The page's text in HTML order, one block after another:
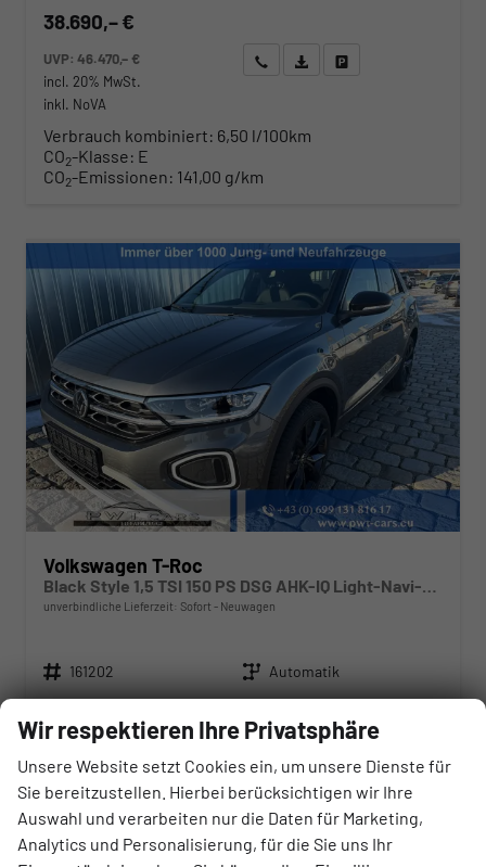
38.690,– €
UVP:46.470,– €
incl. 20% MwSt.
inkl. NoVA
Wir rufen Sie anAngebot drucken (PDF)
Verbrauch kombiniert: 6,50 l/100km
CO2-Klasse: E
CO2-Emissionen: 141,00 g/km
Volkswagen T-Roc
Black Style 1,5 TSI 150 PS DSG AHK-IQ Light-Navi-ACC-Kamera-19 "Alu-IQ Drive-Sofort
unverbindliche Lieferzeit: Sofort Neuwagen
Fahrzeugnr. 161202 Getriebe Automatik
Kraftstoff
Außenfarbe
Leistung
Kilometerstand
39.080,– €
incl. 20% MwSt.
inkl. NoVA
Wir rufen Sie anAngebot drucken (PDF)
Fahrzeug parken
Wir respektieren Ihre Privatsphäre
Unsere Website setzt Cookies ein, um unsere Dienste für
Sie bereitzustellen. Hierbei berücksichtigen wir Ihre
Auswahl und verarbeiten nur die Daten für Marketing,
Analytics und Personalisierung, für die Sie uns Ihr